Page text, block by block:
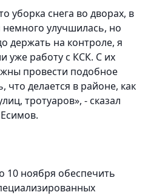
уборка снега во дворах, в
улучшилась, но
держать на контроле, я
уже работу с КСК. С их
провести подобное
что делается в районе, как
тротуаров», - сказал
10 ноября обеспечить